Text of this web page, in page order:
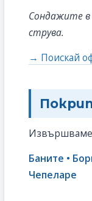
Сондажите в
струва.
→ Поискай
Извършваме
Баните •
Чепеларе